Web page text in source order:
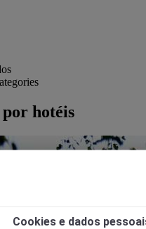
hotéis
Cookies e dados